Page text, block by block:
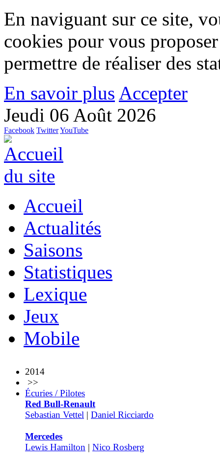
En naviguant sur ce site,
cookies pour vous
permettre de réaliser des
En savoir plus Accepter
Jeudi 06 Août 2026
Facebook TwitterYouTube
Accueil
Actualités
Saisons
Statistiques
Lexique
Jeux
Mobile
2014
>>
Écuries / Pilotes
Red Bull-Renault
Sebastian Vettel | Daniel Ricciardo
Mercedes
Lewis Hamilton | Nico Rosberg